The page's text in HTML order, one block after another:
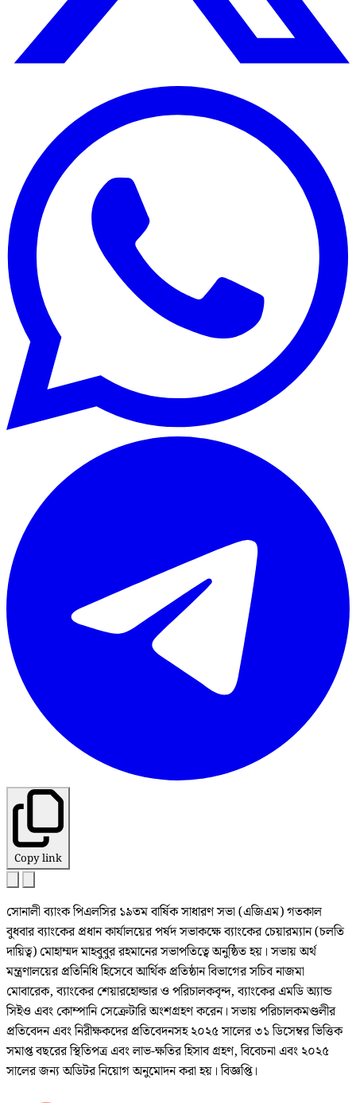
Copy link
সোনালী ব্যাংক পিএলসির ১৯তম বার্ষিক সাধারণ সভা (এজিএম) গতকাল
বুধবার ব্যাংকের প্রধান কার্যালয়ের পর্ষদ সভাকক্ষে ব্যাংকের চেয়ারম্যান (চলতি
দায়িত্ব) মোহাম্মদ মাহবুবুর রহমানের সভাপতিত্বে অনুষ্ঠিত হয়। সভায় অর্থ
মন্ত্রণালয়ের প্রতিনিধি হিসেবে আর্থিক প্রতিষ্ঠান বিভাগের সচিব নাজমা
মোবারেক, ব্যাংকের শেয়ারহোল্ডার ও পরিচালকবৃন্দ, ব্যাংকের এমডি অ্যান্ড
সিইও এবং কোম্পানি সেক্রেটারি অংশগ্রহণ করেন। সভায় পরিচালকমণ্ডলীর
প্রতিবেদন এবং নিরীক্ষকদের প্রতিবেদনসহ ২০২৫ সালের ৩১ ডিসেম্বর ভিত্তিক
সমাপ্ত বছরের স্থিতিপত্র এবং লাভ-ক্ষতির হিসাব গ্রহণ, বিবেচনা এবং ২০২৫
সালের জন্য অডিটর নিয়োগ অনুমোদন করা হয়। বিজ্ঞপ্তি।